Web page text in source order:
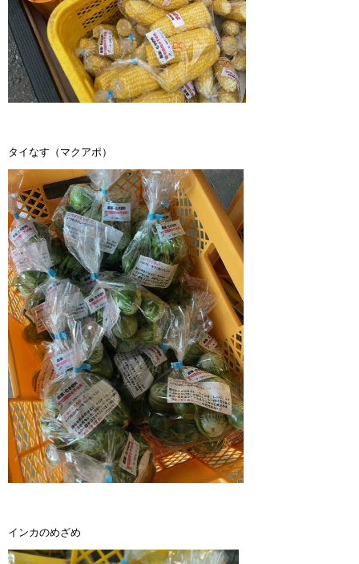
タイなす（マクアポ）
インカのめざめ